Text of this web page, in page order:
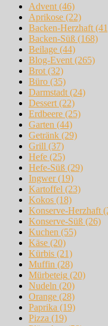
Advent (46)
Aprikose (22)
Backen-Herzhaft
Backen-Süß (168)
Beilage (44)
Blog-Event (265)
Brot (32)
Büro (35)
Darmstadt (24)
Dessert (22)
Erdbeere (25)
Garten (44)
Getränk (29)
Grill (37)
Hefe (25)
Hefe-Süß (29)
Ingwer(19)
Kartoffel (23)
Kokos (18)
Konserve-Herzhaft
Konserve-Süß (26)
Kuchen (55)
Käse (20)
Kürbis (21)
Muffin (28)
Mürbeteig (20)
Nudeln (20)
Orange (28)
Paprika (19)
Pizza (19)